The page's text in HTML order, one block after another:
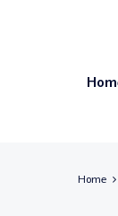
Home